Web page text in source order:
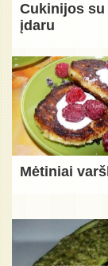
Cukinijos su
įdaru
Mėtiniai